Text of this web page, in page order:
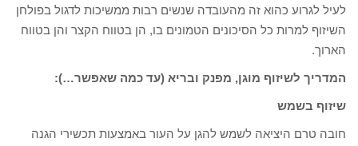
לעיל לגרוע כהוא זה מהעובדה שנשים רבות ממשיכות לדגול בפולחן
השיזוף למרות כל הסיכונים הטמונים בו, הן בטווח הקצר והן בטווח
הארוך.
המדריך לשיזוף מוגן, מפנק ובריא (עד כמה שאפשר…):
שיזוף בשמש
חובה טרם היציאה לשמש להגן על העור באמצעות תכשירי הגנה